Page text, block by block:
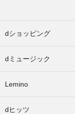
dショッピング
dミュージック
Lemino
dヒッツ